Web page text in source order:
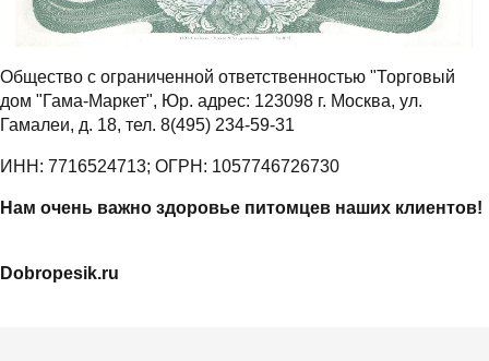
Общество с ограниченной ответственностью "Торговый
дом "Гама-Маркет", Юр. адрес: 123098 г. Москва, ул.
Гамалеи, д. 18, тел. 8(495) 234-59-31
ИНН: 7716524713; ОГРН: 1057746726730
Нам очень важно здоровье питомцев наших клиентов!
Dobropesik.ru